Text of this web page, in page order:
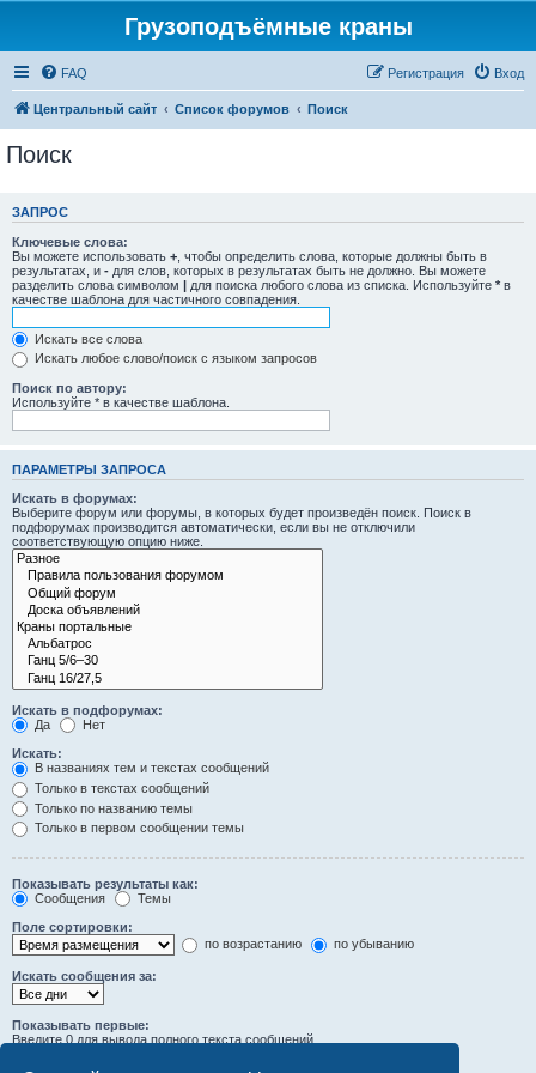
Грузоподъёмные краны
FAQ Вход
Регистрация
Центральный сайт Список форумов Поиск
Поиск
ЗАПРОС
Ключевые слова:
Вы можете использовать + , чтобы определить слова, которые должны быть в
результатах, и - для слов, которых в результатах быть не должно. Вы можете
разделить слова символом | для поиска любого слова из списка. Используйте * в
качестве шаблона для частичного совпадения.
Искать все слова
Искать любое слово/поиск с языком запросов
Поиск по автору:
Используйте * в качестве шаблона.
ПАРАМЕТРЫ ЗАПРОСА
Искать в форумах:
Выберите форум или форумы, в которых будет произведён поиск. Поиск в
подфорумах производится автоматически, если вы не отключили
соответствующую опцию ниже.
Искать в подфорумах:
Да
Нет
Искать:
В названиях тем и текстах сообщений
Только в текстах сообщений
Только по названию темы
Только в первом сообщении темы
Показывать результаты как:
Сообщения
Темы
Поле сортировки:
по возрастанию
по убыванию
Искать сообщения за:
Показывать первые:
Введите 0 для вывода полного текста сообщений.